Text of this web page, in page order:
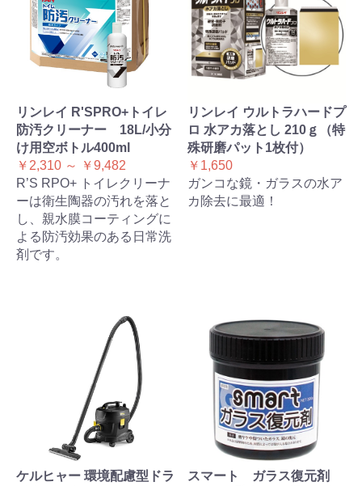
リンレイ R'SPRO+トイレ
防汚クリーナー 18L/小分
け用空ボトル400ml
￥2,310 ～ ￥9,482
R’S RPO+ トイレクリーナ
ーは衛生陶器の汚れを落と
し、親水膜コーティングに
よる防汚効果のある日常洗
剤です。
リンレイ ウルトラハードプ
ロ 水アカ落とし 210ｇ（特
殊研磨パット1枚付）
￥1,650
ガンコな鏡・ガラスの水ア
カ除去に最適！
ケルヒャー 環境配慮型ドラ
スマート ガラス復元剤